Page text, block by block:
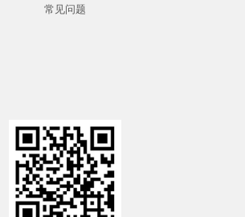
常见问题